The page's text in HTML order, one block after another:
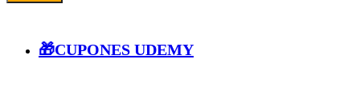
🎁CUPONES UDEMY